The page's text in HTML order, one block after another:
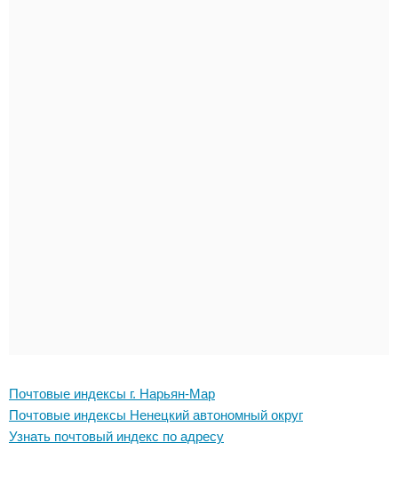
Почтовые индексы г. Нарьян-Мар
Почтовые индексы Ненецкий автономный округ
Узнать почтовый индекс по адресу